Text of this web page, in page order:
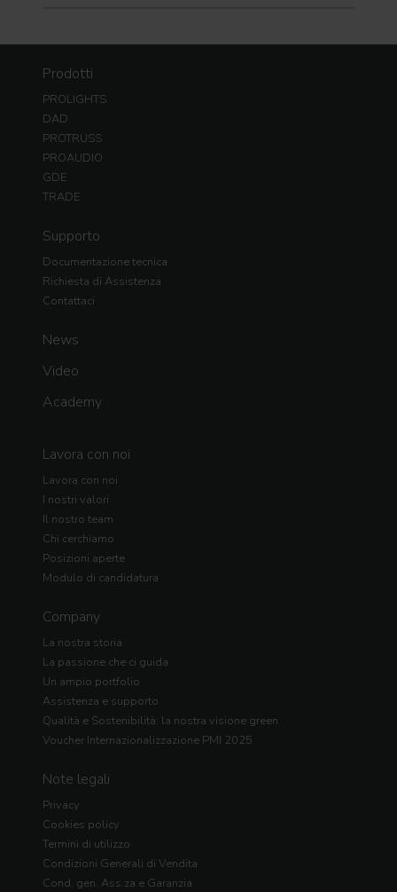
Prodotti
PROLIGHTS
DAD
PROTRUSS
PROAUDIO
GDE
TRADE
Supporto
Documentazione tecnica
Richiesta di Assistenza
Contattaci
News
Video
Academy
Lavora con noi
Lavora con noi
I nostri valori
Il nostro team
Chi cerchiamo
Posizioni aperte
Modulo di candidatura
Company
La nostra storia
La passione che ci guida
Un ampio portfolio
Assistenza e supporto
Qualità e Sostenibilità: la nostra visione green
Voucher Internazionalizzazione PMI 2025
Note legali
Privacy
Cookies policy
Termini di utilizzo
Condizioni Generali di Vendita
Cond. gen. Ass.za e Garanzia